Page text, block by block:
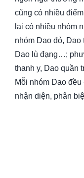
cũng có nhiều
lại có nhiều nhóm
nhóm Dao đỏ, Dao
Dao lù đạng…;
thanh y, Dao quần
Mỗi nhóm Dao
nhận diện, phân